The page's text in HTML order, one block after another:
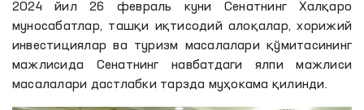
2024 йил 26 февраль куни Сенатнинг Халқаро
муносабатлар, ташқи иқтисодий алоқалар, хорижий
инвестициялар ва туризм масалалари қўмитасининг
мажлисида Сенатнинг навбатдаги ялпи мажлиси
масалалари дастлабки тарзда муҳокама қилинди.